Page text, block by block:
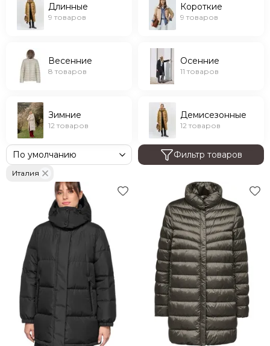
Длинные
9 товаров
Короткие
9 товаров
Весенние
8 товаров
Осенние
11 товаров
Зимние
12 товаров
Демисезонные
12 товаров
Фильтр товаров
Италия